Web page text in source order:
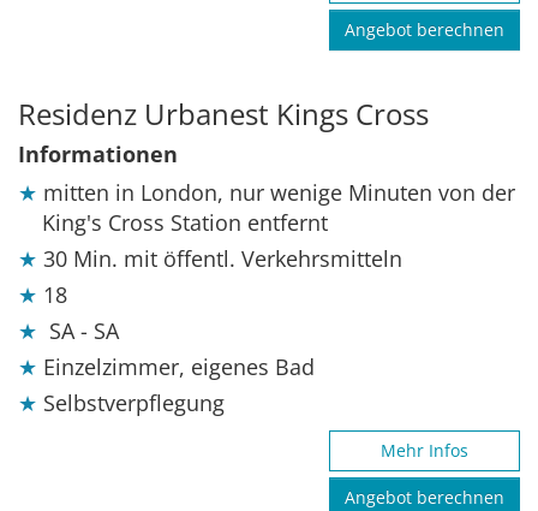
Angebot berechnen
Residenz Urbanest Kings Cross
Informationen
mitten in London, nur wenige Minuten von der
King's Cross Station entfernt
30 Min. mit öffentl. Verkehrsmitteln
18
SA - SA
Einzelzimmer, eigenes Bad
Selbstverpflegung
Mehr Infos
Angebot berechnen